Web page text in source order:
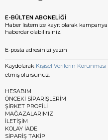
E-BÜLTEN ABONELİĞİ
Haber listemize kayıt olarak
haberdar olabilirsiniz.
Kaydolarak Kişisel Verilerin
etmiş olursunuz.
HESABIM
ÖNCEKİ SİPARİŞLERİM
ŞİRKET PROFİLİ
MAĞAZALARIMIZ
İLETİŞİM
KOLAY İADE
SİPARİŞ TAKİP